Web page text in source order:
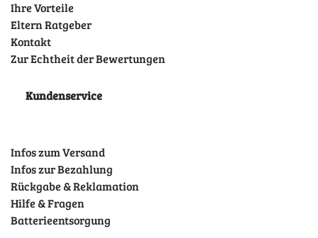
Ihre Vorteile
Eltern Ratgeber
Kontakt
Zur Echtheit der Bewertungen
Kundenservice
Infos zum Versand
Infos zur Bezahlung
Rückgabe & Reklamation
Hilfe & Fragen
Batterieentsorgung